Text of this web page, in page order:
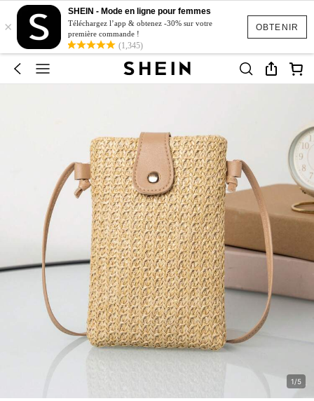
OBTENIR
×
SHEIN - Mode en ligne pour femmes
Téléchargez l’app & obtenez -30% sur votre
première commande !
(1,345)
1/5